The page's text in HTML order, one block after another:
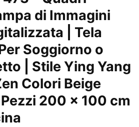
di Immagini
| Tela
Soggiorno o
| Stile Ying Yang
Colori Beige
200 x 100 cm